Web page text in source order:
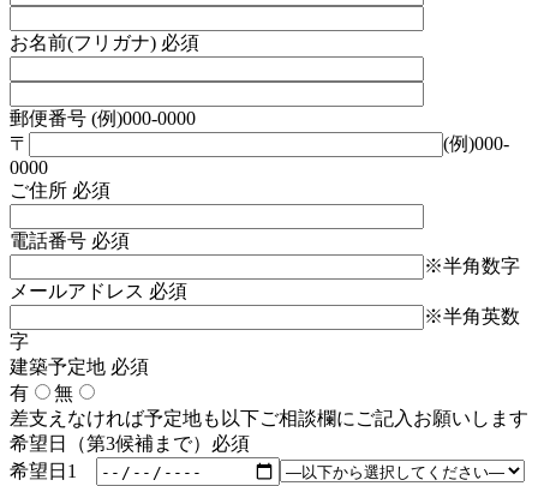
お名前(フリガナ) 必須
郵便番号 (例)000-0000
〒
(例)000-
0000
ご住所 必須
電話番号 必須
※半角数字
メールアドレス 必須
※半角英数
字
建築予定地 必須
有
無
差支えなければ予定地も以下ご相談欄にご記入お願いします
希望日（第3候補まで） 必須
希望日1